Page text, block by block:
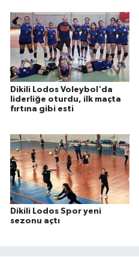
Dikili Lodos Voleybol'da
liderliğe oturdu, ilk maçta
fırtına gibi esti
Dikili Lodos Spor yeni
sezonu açtı